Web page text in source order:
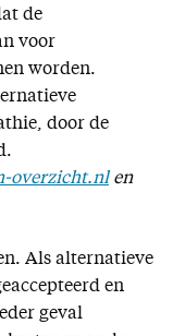
de
voor
worden.
door de
overzicht.nlen
Als alternatieve
en
geval